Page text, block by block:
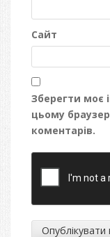
Сайт
Зберегти моє
цьому
коментарів.